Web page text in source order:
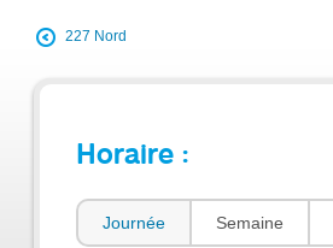
227 Nord
Horaire :
Journée Semaine